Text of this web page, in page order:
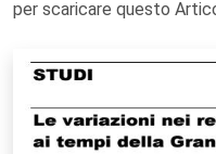
per scaricare questo